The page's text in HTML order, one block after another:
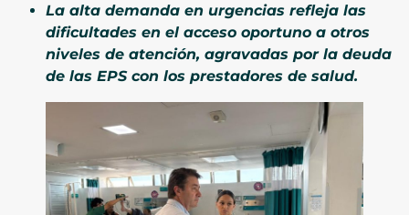
La alta demanda en urgencias refleja las
dificultades en el acceso oportuno a otros
niveles de atención, agravadas por la deuda
de las EPS con los prestadores de salud.